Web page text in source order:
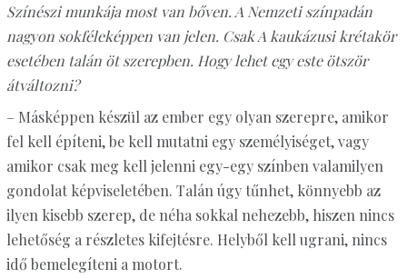
Színészi munkája most van bőven. A Nemzeti színpadán
nagyon sokféleképpen van jelen. Csak A kaukázusi krétakör
esetében talán öt szerepben. Hogy lehet egy este ötször
átváltozni?
– Másképpen készül az ember egy olyan szerepre, amikor
fel kell építeni, be kell mutatni egy személyiséget, vagy
amikor csak meg kell jelenni egy-egy színben valamilyen
gondolat képviseletében. Talán úgy tűnhet, könnyebb az
ilyen kisebb szerep, de néha sokkal nehezebb, hiszen nincs
lehetőség a részletes kifejtésre. Helyből kell ugrani, nincs
idő bemelegíteni a motort.